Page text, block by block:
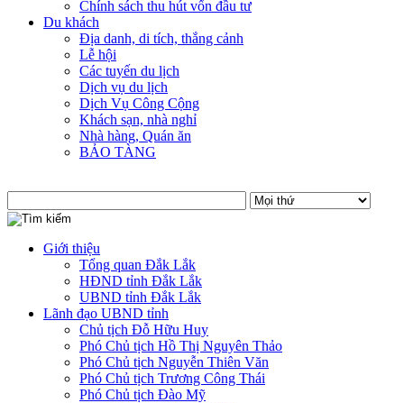
Chính sách thu hút vốn đầu tư
Du khách
Địa danh, di tích, thắng cảnh
Lễ hội
Các tuyến du lịch
Dịch vụ du lịch
Dịch Vụ Công Cộng
Khách sạn, nhà nghỉ
Nhà hàng, Quán ăn
BẢO TÀNG
Giới thiệu
Tổng quan Đắk Lắk
HĐND tỉnh Đắk Lắk
UBND tỉnh Đắk Lắk
Lãnh đạo UBND tỉnh
Chủ tịch Đỗ Hữu Huy
Phó Chủ tịch Hồ Thị Nguyên Thảo
Phó Chủ tịch Nguyễn Thiên Văn
Phó Chủ tịch Trương Công Thái
Phó Chủ tịch Đào Mỹ